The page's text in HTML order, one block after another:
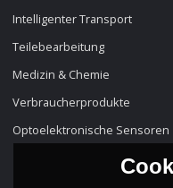
Intelligenter Transport
Teilebearbeitung
Medizin & Chemie
Verbraucherprodukte
Optoelektronische Sensoren